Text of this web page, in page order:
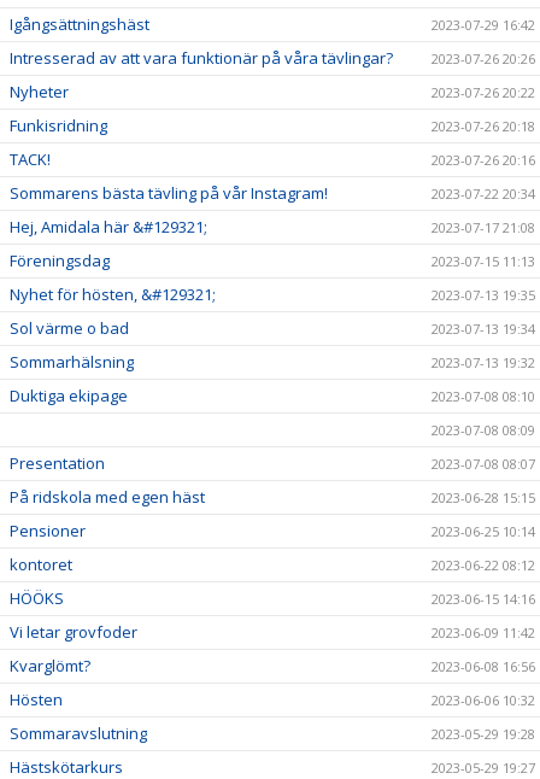
Igångsättningshäst 2023-07-29 16:42
Intresserad av att vara funktionär på våra tävlingar? 2023-07-26 20:26
Nyheter 2023-07-26 20:22
Funkisridning 2023-07-26 20:18
TACK! 2023-07-26 20:16
Sommarens bästa tävling på vår Instagram! 2023-07-22 20:34
Hej, Amidala här &#129321; 2023-07-17 21:08
Föreningsdag 2023-07-15 11:13
Nyhet för hösten, &#129321; 2023-07-13 19:35
Sol värme o bad 2023-07-13 19:34
Sommarhälsning 2023-07-13 19:32
Duktiga ekipage
2023-07-08 08:10
2023-07-08 08:09
Presentation 2023-07-08 08:07
På ridskola med egen häst 2023-06-28 15:15
Pensioner 2023-06-25 10:14
kontoret 2023-06-22 08:12
HÖÖKS 2023-06-15 14:16
Vi letar grovfoder 2023-06-09 11:42
Kvarglömt? 2023-06-08 16:56
Hösten 2023-06-06 10:32
Sommaravslutning 2023-05-29 19:28
Hästskötarkurs 2023-05-29 19:27